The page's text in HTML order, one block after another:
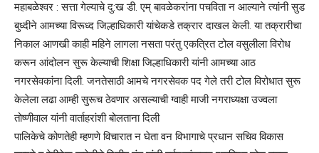
महाबळेश्‍वर : सत्ता गेल्याचे दु:ख डी. एम् बावळेकरांना पचविता न आल्याने त्यांनी सुड
बुध्दीने आमच्या विरूध्द जिल्हाधिकारी यांचेकडे तक्रार दाखल केली. या तक्रारीचा
निकाल आणखी काही महिने लागला नसता परंतु एकत्रित टोल वसुलीला विरोध
करून आंदोलन सुरू केल्याची शिक्षा जिल्हाधिकारी यांनी आमच्या आठ
नगरसेवकांना दिली. जनतेसाठी आमचे नगरसेवक पद गेले तरी टोल विरोधात सुरू
केलेला लढा आम्ही सुरूच ठेवणार असल्याची ग्वाही माजी नगराध्यक्षा उज्वला
तोष्णीवाल यांनी वार्ताहरांशी बोलताना दिली
पालिकेचे कोणतेही म्हणणे विचारात न घेता वन विभागाचे प्रधान सचिव विकास